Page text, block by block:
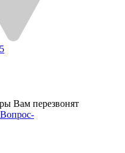
Вам перезвонят
Вопрос-